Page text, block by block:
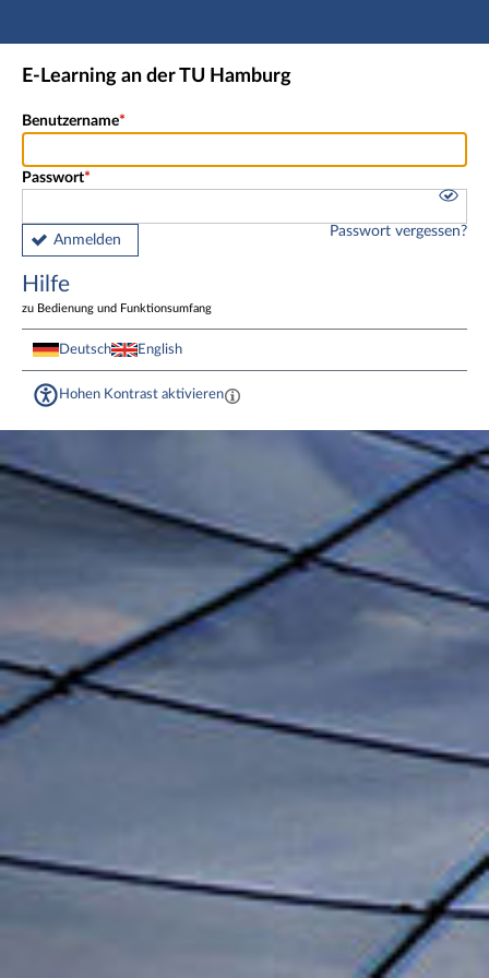
Hauptnavigation
Fußzeile
E-Learning an der TU Hamburg
Benutzername
Passwort
Anmelden
Passwort vergessen?
Hilfe
zu Bedienung und Funktionsumfang
Deutsch English
Hohen Kontrast aktivieren